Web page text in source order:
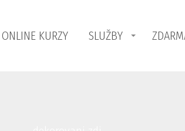
ONLINE KURZY SLUŽBY